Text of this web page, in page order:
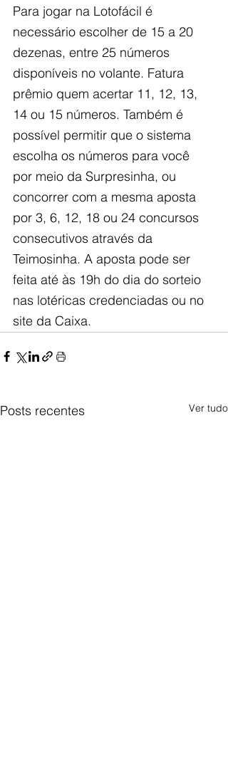
Para jogar na Lotofácil é
necessário escolher de 15 a 20
dezenas, entre 25 números
disponíveis no volante. Fatura
prêmio quem acertar 11, 12, 13,
14 ou 15 números. Também é
possível permitir que o sistema
escolha os números para você
por meio da Surpresinha, ou
concorrer com a mesma aposta
por 3, 6, 12, 18 ou 24 concursos
consecutivos através da
Teimosinha. A aposta pode ser
feita até às 19h do dia do sorteio
nas lotéricas credenciadas ou no
site da Caixa.
Posts recentes Ver tudo